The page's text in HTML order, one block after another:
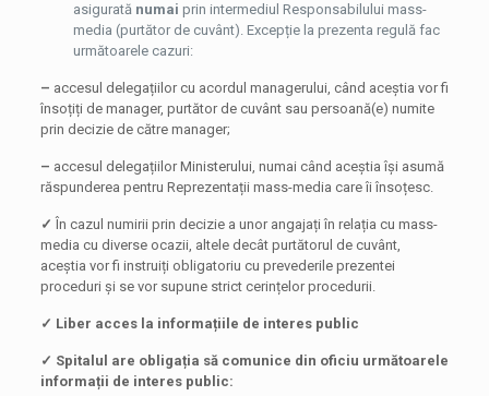
asigurată numai prin intermediul Responsabilului mass-
media (purtător de cuvânt). Excepție la prezenta regulă fac
următoarele cazuri:
– accesul delegațiilor cu acordul managerului, când aceștia vor fi
însoțiți de manager, purtător de cuvânt sau persoană(e) numite
prin decizie de către manager;
– accesul delegațiilor Ministerului, numai când aceștia își asumă
răspunderea pentru Reprezentații mass-media care îi însoțesc.
✓ În cazul numirii prin decizie a unor angajați în relația cu mass-
media cu diverse ocazii, altele decât purtătorul de cuvânt,
aceștia vor fi instruiți obligatoriu cu prevederile prezentei
proceduri și se vor supune strict cerințelor procedurii.
✓ Liber acces la informațiile de interes public
✓ Spitalul are obligația să comunice din oficiu următoarele
informații de interes public: